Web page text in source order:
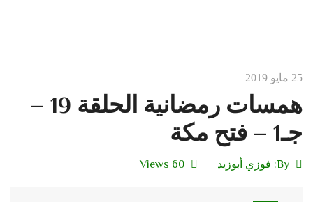
25 مايو 2019
همسات رمضانية الحلقة 19 –
جـ1 – فتح مكة
By: فوزي أبوزيد 60 Views